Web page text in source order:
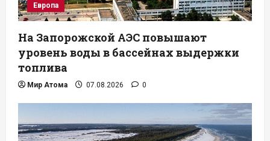
Европа
На Запорожской АЭС повышают
уровень воды в бассейнах выдержки
топлива
Мир Атома 07.08.2026 0